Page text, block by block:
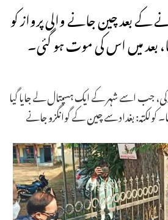
کے بعد چین جانے والی پرواز کو
بعد میں اس کی موت ہو گئی۔
عراقی لڑکی، جب اسے شہر کے ایک ہسپتال لے جایا گیا
کولکتہ: بغداد سے چین کے گوانگزو جانے